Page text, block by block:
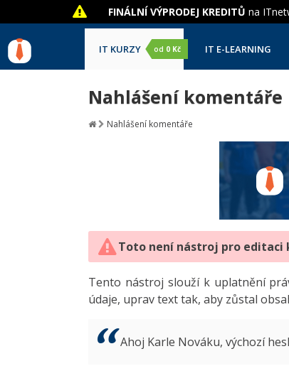
FINÁLNÍ VÝPRODEJ KREDITŮ na
IT KURZY od 0 Kč IT E-LEARNING
Nahlášení komentáře
Nahlášení komentáře
Toto není nástroj pro editaci
Tento nástroj slouží k uplatnění
údaje, uprav text tak, aby zůstal
Ahoj Karle Nováku, výchozí